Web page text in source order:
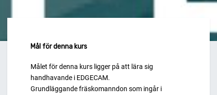
Mål för denna kurs
Målet för denna kurs ligger på att lära sig
handhavande i EDGECAM.
Grundläggande fräskomanndon som ingår i